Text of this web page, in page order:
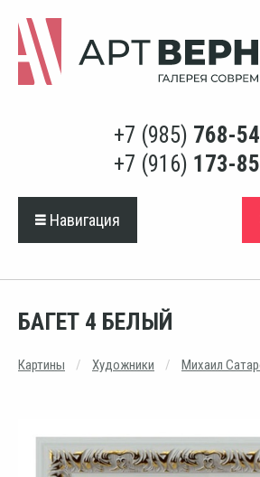
+7 (985) 768-
+7 (916) 173-
Навигация
БАГЕТ 4 БЕЛЫЙ
Картины Художники Михаил